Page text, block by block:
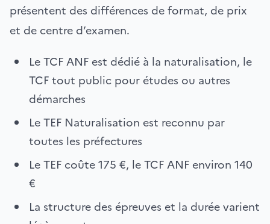
présentent des différences de format, de prix
et de centre d’examen.
Le TCF ANF est dédié à la naturalisation, le
TCF tout public pour études ou autres
démarches
Le TEF Naturalisation est reconnu par
toutes les préfectures
Le TEF coûte 175 €, le TCF ANF environ 140
€
La structure des épreuves et la durée varient